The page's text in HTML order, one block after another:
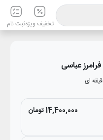
تخفیف ویژهثبت نام
فرامرز عباسی
14,400,000 تومان